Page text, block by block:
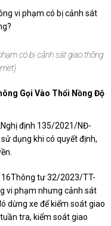
có bị cảnh sát giao thông
Gọi Vào Thổi Nồng Độ
định 135/2021/NĐ-
dụng khi có quyết định,
16Thông tư 32/2023/TT-
vi phạm nhưng cảnh sát
dừng xe để kiểm soát giao
tra, kiểm soát giao